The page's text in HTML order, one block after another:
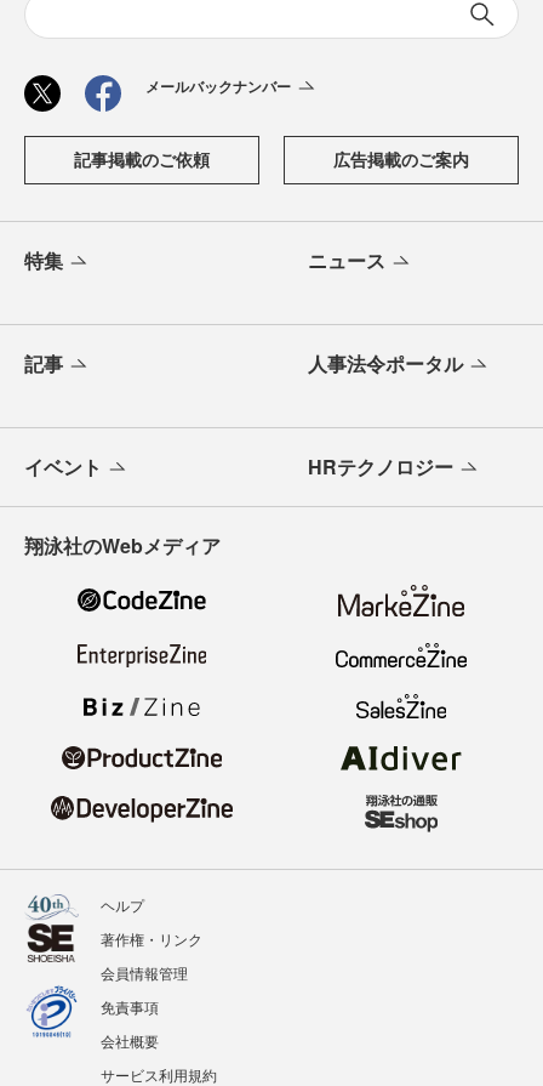
メールバックナンバー
記事掲載のご依頼 広告掲載のご案内
特集 ニュース
記事 人事法令ポータル
イベント HRテクノロジー
翔泳社のWebメディア
ヘルプ
著作権・リンク
会員情報管理
免責事項
会社概要
サービス利用規約